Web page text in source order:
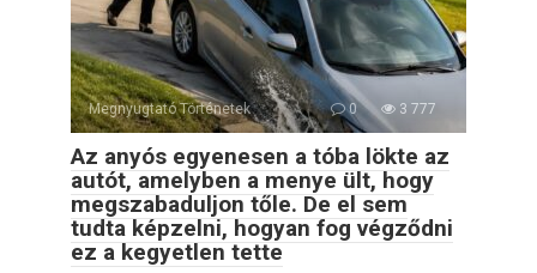
Megnyugtató Történetek 0 3 777
Az anyós egyenesen a tóba lökte az
autót, amelyben a menye ült, hogy
megszabaduljon tőle. De el sem
tudta képzelni, hogyan fog végződni
ez a kegyetlen tette